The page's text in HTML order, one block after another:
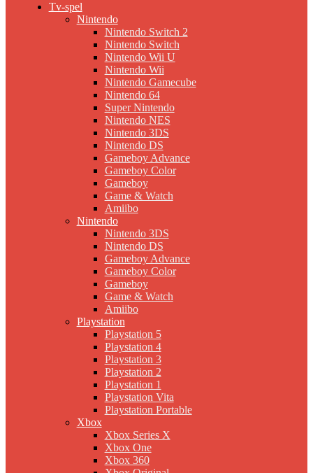
Tv-spel
Nintendo
Nintendo Switch 2
Nintendo Switch
Nintendo Wii U
Nintendo Wii
Nintendo Gamecube
Nintendo 64
Super Nintendo
Nintendo NES
Nintendo 3DS
Nintendo DS
Gameboy Advance
Gameboy Color
Gameboy
Game & Watch
Amiibo
Nintendo
Nintendo 3DS
Nintendo DS
Gameboy Advance
Gameboy Color
Gameboy
Game & Watch
Amiibo
Playstation
Playstation 5
Playstation 4
Playstation 3
Playstation 2
Playstation 1
Playstation Vita
Playstation Portable
Xbox
Xbox Series X
Xbox One
Xbox 360